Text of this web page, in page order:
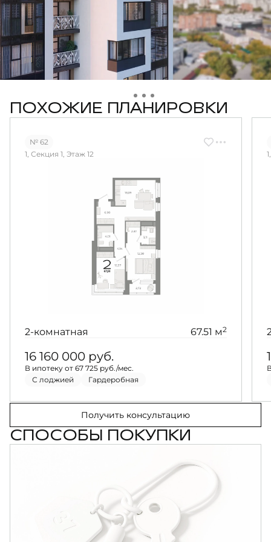
ПОХОЖИЕ ПЛАНИРОВКИ
№ 62
1, Секция 1, Этаж 12
2-комнатная 67.51 м2
16 160 000 руб.
В ипотеку от 67 725 руб./мес.
С лоджией
Гардеробная
Получить консультацию
СПОСОБЫ ПОКУПКИ